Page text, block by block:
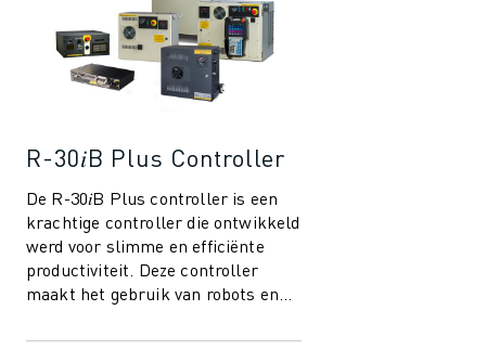
R-30𝑖B Plus Controller
De R-30𝑖B Plus controller is een
krachtige controller die ontwikkeld
werd voor slimme en efficiënte
productiviteit. Deze controller
maakt het gebruik van robots en
maakindustri...